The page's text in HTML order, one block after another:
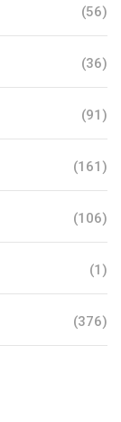
(56)
(36)
(91)
(161)
(106)
(1)
(376)